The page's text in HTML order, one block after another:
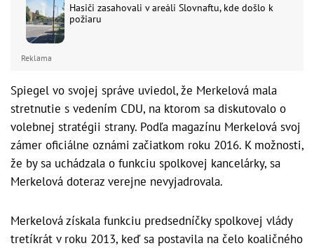
Hasiči zasahovali v areáli Slovnaftu, kde došlo k
požiaru
Reklama
Spiegel vo svojej správe uviedol, že Merkelová mala
stretnutie s vedením CDU, na ktorom sa diskutovalo o
volebnej stratégii strany. Podľa magazínu Merkelová svoj
zámer oficiálne oznámi začiatkom roku 2016. K možnosti,
že by sa uchádzala o funkciu spolkovej kancelárky, sa
Merkelová doteraz verejne nevyjadrovala.
Merkelová získala funkciu predsedníčky spolkovej vlády
tretíkrát v roku 2013, keď sa postavila na čelo koaličného